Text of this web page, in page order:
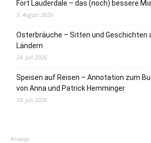
Fort Lauderdale – das (noch) bessere
3. August 2026
Osterbräuche – Sitten und Geschichten
Ländern
24. Juli 2026
Speisen auf Reisen – Annotation zum
von Anna und Patrick Hemminger
18. Juli 2026
Anzeige